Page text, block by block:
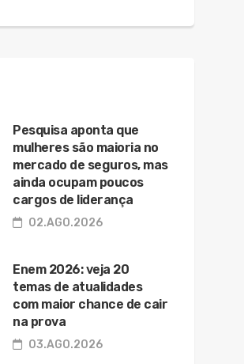
Pesquisa aponta que
mulheres são maioria no
mercado de seguros, mas
ainda ocupam poucos
cargos de liderança
02.AGO.2026
Enem 2026: veja 20
temas de atualidades
com maior chance de cair
na prova
03.AGO.2026